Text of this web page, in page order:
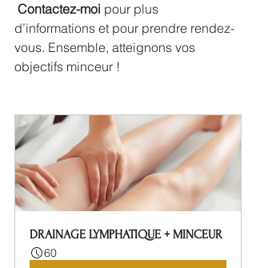
Contactez-moi pour plus
d’informations et pour prendre rendez-
vous. Ensemble, atteignons vos
objectifs minceur !
DRAINAGE LYMPHATIQUE + MINCEUR
60